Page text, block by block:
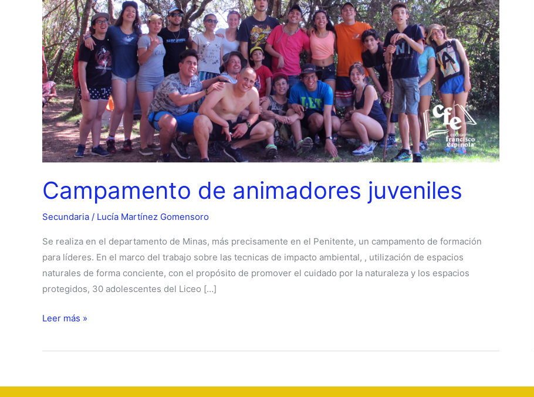
Campamento de animadores juveniles
Secundaria / Lucía Martínez Gomensoro
Se realiza en el departamento de Minas, más precisamente en el Penitente, un campamento de formación
para líderes. En el marco del trabajo sobre las tecnicas de impacto ambiental, , utilización de espacios
naturales de forma conciente, con el propósito de promover el cuidado por la naturaleza y los espacios
protegidos, 30 adolescentes del Liceo […]
Campamento
animadores
Leer más »